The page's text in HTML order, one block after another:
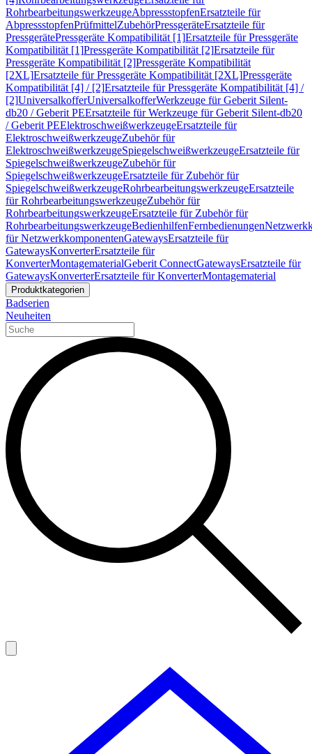
RohrbearbeitungswerkzeugeAbpressstopfenErsatzteile für
AbpressstopfenPrüfmittelZubehörPressgeräteErsatzteile für
PressgerätePressgeräte Kompatibilität [1]Ersatzteile für Pressgeräte
Kompatibilität [1]Pressgeräte Kompatibilität [2]Ersatzteile für
Pressgeräte Kompatibilität [2]Pressgeräte Kompatibilität
[2XL]Ersatzteile für Pressgeräte Kompatibilität [2XL]Pressgeräte
Kompatibilität [4] / [2]Ersatzteile für Pressgeräte Kompatibilität [4] /
[2]UniversalkofferUniversalkofferWerkzeuge für Geberit Silent-
db20 / Geberit PEErsatzteile für Werkzeuge für Geberit Silent-db20
/ Geberit PEElektroschweißwerkzeugeErsatzteile für
ElektroschweißwerkzeugeZubehör für
ElektroschweißwerkzeugeSpiegelschweißwerkzeugeErsatzteile für
SpiegelschweißwerkzeugeZubehör für
SpiegelschweißwerkzeugeErsatzteile für Zubehör für
SpiegelschweißwerkzeugeRohrbearbeitungswerkzeugeErsatzteile
für RohrbearbeitungswerkzeugeZubehör für
RohrbearbeitungswerkzeugeErsatzteile für Zubehör für
RohrbearbeitungswerkzeugeBedienhilfenFernbedienungen
für NetzwerkkomponentenGatewaysErsatzteile für
GatewaysKonverterErsatzteile für
KonverterMontagematerialGeberit ConnectGatewaysErsatzteile für
GatewaysKonverterErsatzteile für KonverterMontagematerial
Produktkategorien
Badserien
Neuheiten